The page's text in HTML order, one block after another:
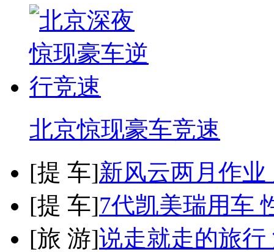
北京惊现豪车竞速
[提 车]新风云两月作
[提 车]7代凯美瑞用车
[旅 游]说走就走的旅